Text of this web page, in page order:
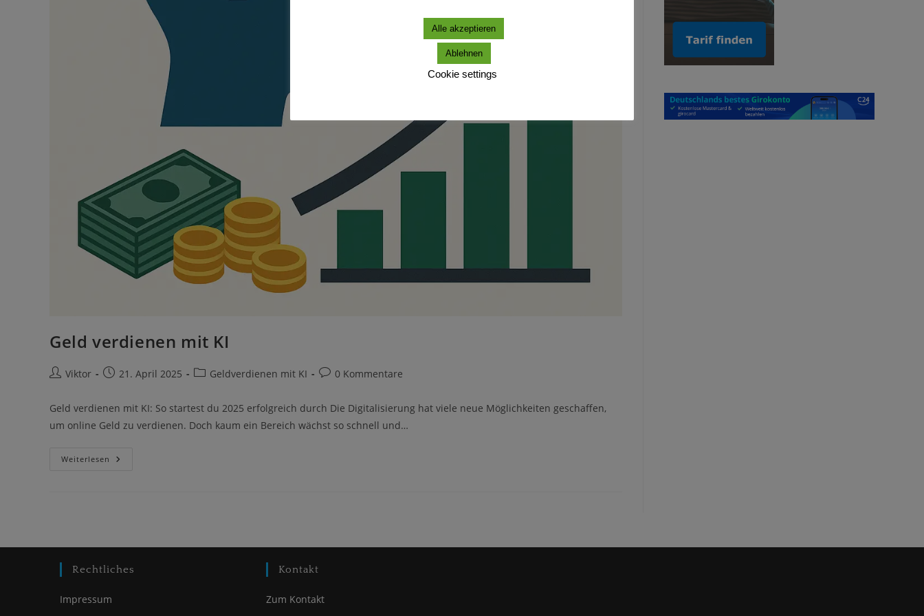
Geld verdienen mit KI
Beitrags-
Viktor
Beitrag21. April 2025
Beitrags-
Geldverdienen mit KI
Beitrags-
0 Kommentare
Geld verdienen mit KI: So startest du 2025 erfolgreich durch Die Digitalisierung hat viele neue Möglichkeiten geschaffen,
um online Geld zu verdienen. Doch kaum ein Bereich wächst so schnell und…
Weiterlesen Geld
Rechtliches
Impressum
Kontakt
Zum Kontakt
Alle akzeptieren
Ablehnen
Cookie settings